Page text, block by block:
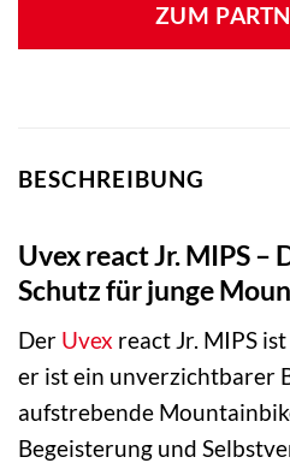
ZUM
BESCHREIBUNG
Uvex react Jr. MIPS –
Schutz für junge
Der Uvex react Jr. MIPS
er ist ein unverzichtbarer
aufstrebende
Begeisterung und